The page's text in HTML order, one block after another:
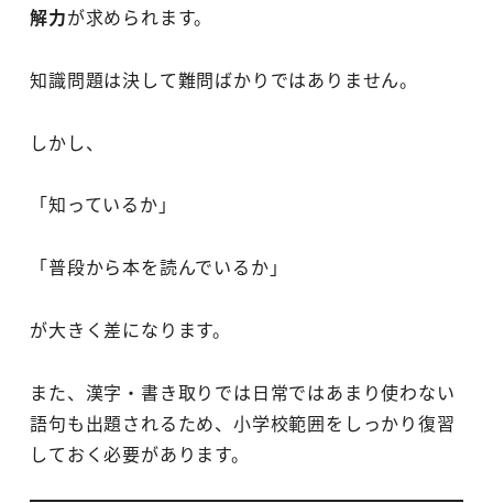
解力が求められます。
知識問題は決して難問ばかりではありません。
しかし、
「知っているか」
「普段から本を読んでいるか」
が大きく差になります。
また、漢字・書き取りでは日常ではあまり使わない
語句も出題されるため、小学校範囲をしっかり復習
しておく必要があります。